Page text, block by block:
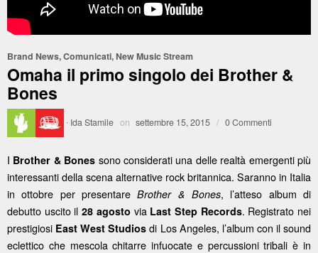
Brand News,Comunicati, New Music Stream
Omaha il primo singolo dei Brother &
Bones
· Ida Stamile on settembre 15, 2015 / 0 Commenti
I Brother & Bones sono considerati una delle realtà emergenti più
interessanti della scena alternative rock britannica. Saranno in Italia
in ottobre per presentareBrother & Bones, l’atteso album di
debutto uscito il28 agostoviaLast Step Records. Registrato nei
prestigiosi East West Studios di Los Angeles, l’album con il sound
eclettico che mescola chitarre infuocate e percussioni tribali è in